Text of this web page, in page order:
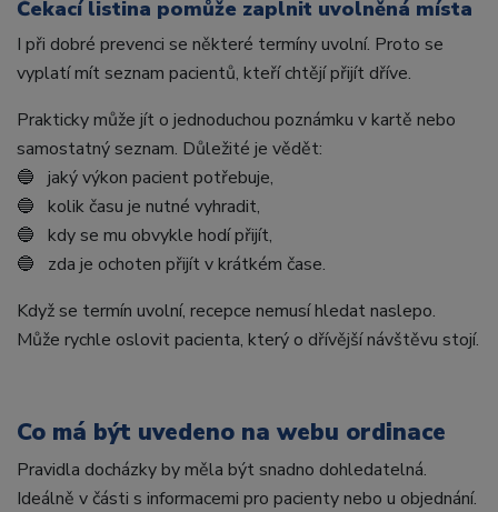
Čekací listina pomůže zaplnit uvolněná místa
I při dobré prevenci se některé termíny uvolní. Proto se
vyplatí mít seznam pacientů, kteří chtějí přijít dříve.
Prakticky může jít o jednoduchou poznámku v kartě nebo
samostatný seznam. Důležité je vědět:
🔵 jaký výkon pacient potřebuje,
🔵 kolik času je nutné vyhradit,
🔵 kdy se mu obvykle hodí přijít,
🔵 zda je ochoten přijít v krátkém čase.
Když se termín uvolní, recepce nemusí hledat naslepo.
Může rychle oslovit pacienta, který o dřívější návštěvu stojí.
Co má být uvedeno na webu ordinace
Pravidla docházky by měla být snadno dohledatelná.
Ideálně v části s informacemi pro pacienty nebo u objednání.